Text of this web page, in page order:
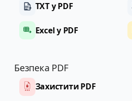
TXT у PDF
Excel у PDF
Безпека PDF
Захистити PDF